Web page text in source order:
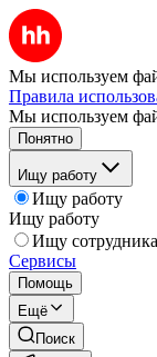
Мы используем
Правила
Мы используем
Понятно
Ищу работу
Ищу работу
Ищу работу
Ищу сотрудника
Сервисы
Помощь
Ещё
Поиск